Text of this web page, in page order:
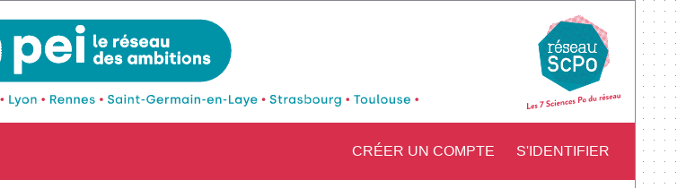
CRÉER UN COMPTE S'IDENTIFIER